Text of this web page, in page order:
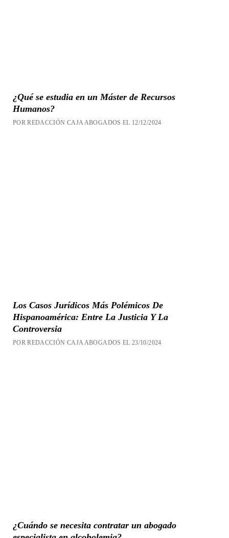
¿Qué se estudia en un Máster de Recursos
Humanos?
POR REDACCIÓN CAJA ABOGADOS EL 12/12/2024
Los Casos Jurídicos Más Polémicos De
Hispanoamérica: Entre La Justicia Y La
Controversia
POR REDACCIÓN CAJA ABOGADOS EL 23/10/2024
¿Cuándo se necesita contratar un abogado